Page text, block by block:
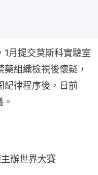
月提交莫斯科實驗室
組織檢視後懷疑，
紀律程序後，日前
辦世界大賽